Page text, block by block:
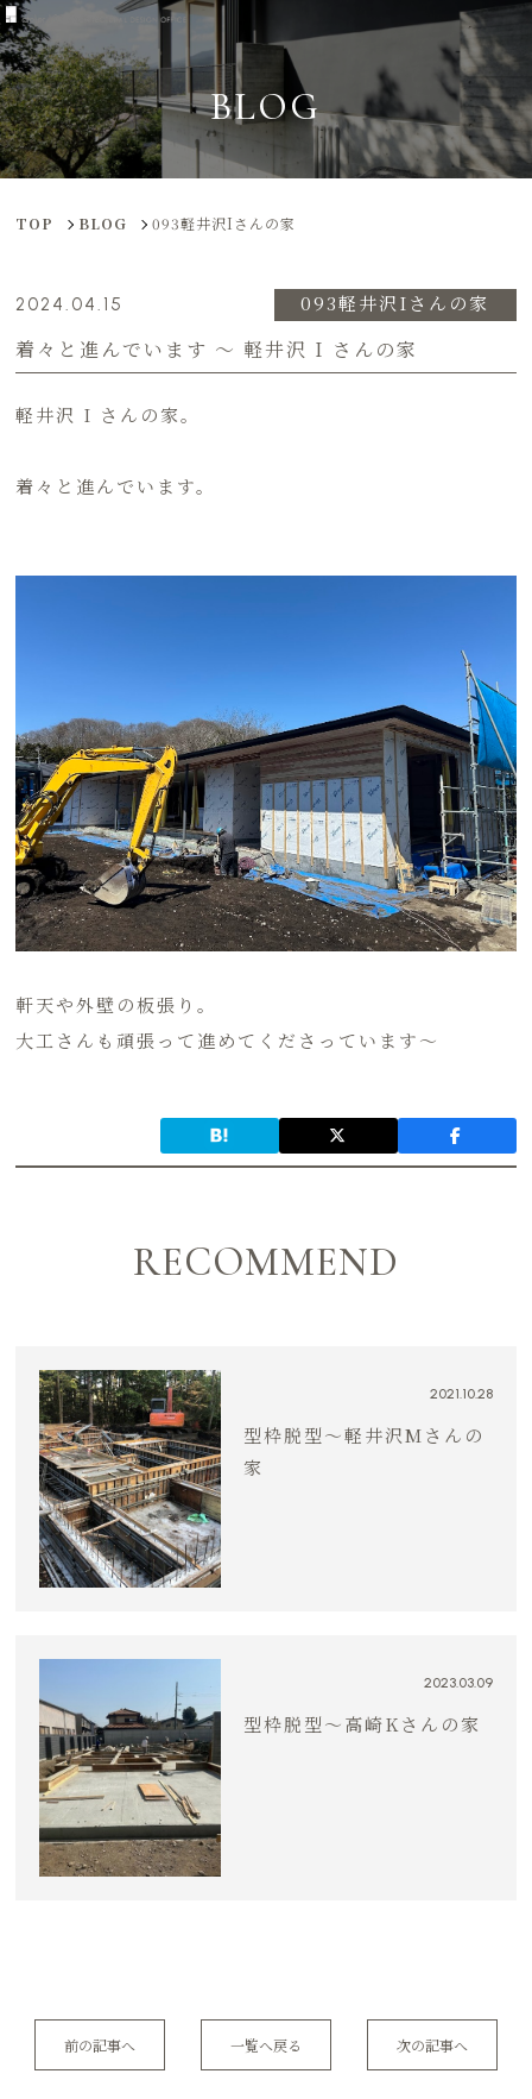
BLOG
TOP BLOG 093軽井沢Iさんの家
2024.04.15 093軽井沢Iさんの家
着々と進んでいます ～ 軽井沢 I さんの家
軽井沢 I さんの家。
着々と進んでいます。
軒天や外壁の板張り。
大工さんも頑張って進めてくださっています～
RECOMMEND
2021.10.28
型枠脱型〜軽井沢Mさんの
家
2023.03.09
型枠脱型〜高崎Kさんの家
前の記事へ 一覧へ戻る 次の記事へ